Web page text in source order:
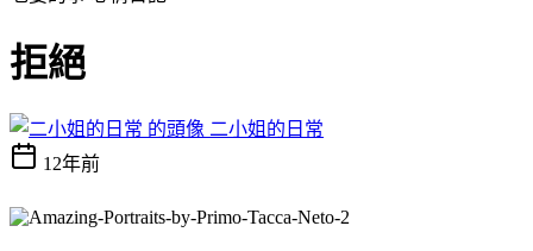
拒絕
二小姐的日常
12年前